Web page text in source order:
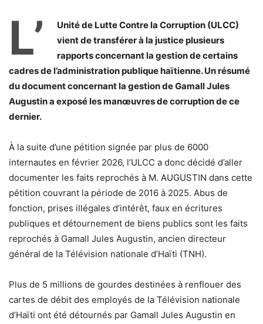
L’
Unité de Lutte Contre la Corruption (ULCC)
vient de transférer à la justice plusieurs
rapports concernant la gestion de certains
cadres de l’administration publique haïtienne. Un résumé
du document concernant la gestion de Gamall Jules
Augustin a exposé les manœuvres de corruption de ce
dernier.
À la suite d’une pétition signée par plus de 6000
internautes en février 2026, l’ULCC a donc décidé d’aller
documenter les faits reprochés à M. AUGUSTIN dans cette
pétition couvrant la période de 2016 à 2025. Abus de
fonction, prises illégales d’intérêt, faux en écritures
publiques et détournement de biens publics sont les faits
reprochés à Gamall Jules Augustin, ancien directeur
général de la Télévision nationale d’Haïti (TNH).
Plus de 5 millions de gourdes destinées à renflouer des
cartes de débit des employés de la Télévision nationale
d’Haïti ont été détournés par Gamall Jules Augustin en